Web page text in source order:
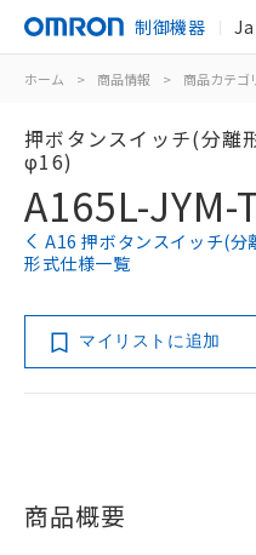
制御機器
ホーム > 商品情報 > 商品カテゴ
押ボタンスイッチ(分離
φ16)
A165L-JYM-
A16 押ボタンスイッチ(
形式仕様一覧
マイリストに追加
商品概要